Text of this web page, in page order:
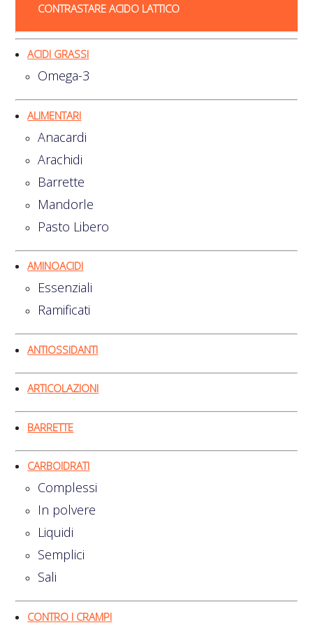
CONTRASTARE ACIDO LATTICO
ACIDI GRASSI
Omega-3
ALIMENTARI
Anacardi
Arachidi
Barrette
Mandorle
Pasto Libero
AMINOACIDI
Essenziali
Ramificati
ANTIOSSIDANTI
ARTICOLAZIONI
BARRETTE
CARBOIDRATI
Complessi
In polvere
Liquidi
Semplici
Sali
CONTRO I CRAMPI